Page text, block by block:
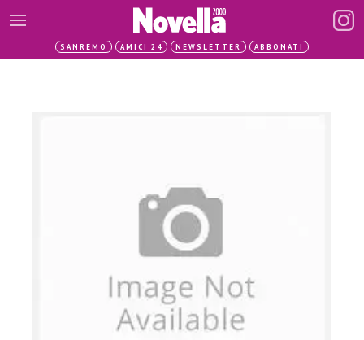
SANREMO AMICI 24 NEWSLETTER ABBONATI